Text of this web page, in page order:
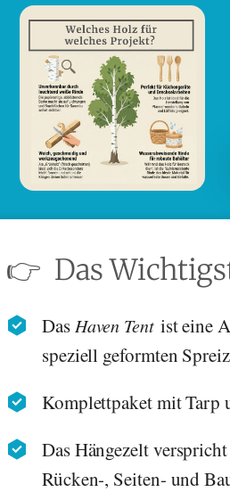
👉 Das
Das Haven Tentist eine
speziell geformten
Komplettpaket mit Tarp
Das Hängezelt
Rücken-, Seiten- und